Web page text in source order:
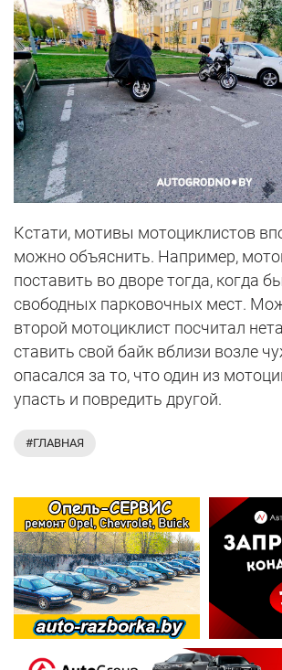
Кстати, мотивы мотоциклистов
можно объяснить. Например,
поставить во дворе тогда, когда
свободных парковочных мест.
второй мотоциклист посчитал
ставить свой байк вблизи возле
опасался за то, что один из
упасть и повредить другой.
#ГЛАВНАЯ